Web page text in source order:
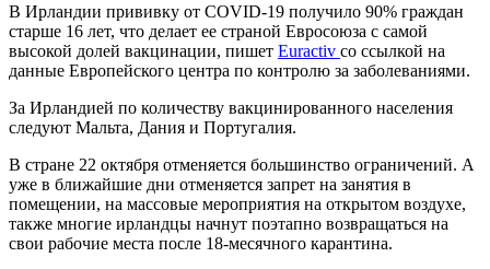
В Ирландии прививку от COVID-19 получило 90% граждан
старше 16 лет, что делает ее страной Евросоюза с самой
высокой долей вакцинации, пишет Euractiv со ссылкой на
данные Европейского центра по контролю за заболеваниями.
За Ирландией по количеству вакцинированного населения
следуют Мальта, Дания и Португалия.
В стране 22 октября отменяется большинство ограничений. А
уже в ближайшие дни отменяется запрет на занятия в
помещении, на массовые мероприятия на открытом воздухе,
также многие ирландцы начнут поэтапно возвращаться на
свои рабочие места после 18-месячного карантина.